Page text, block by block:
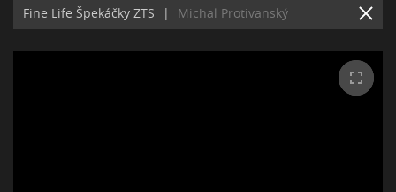
Fine Life Špekáčky ZTS | Michal Protivanský